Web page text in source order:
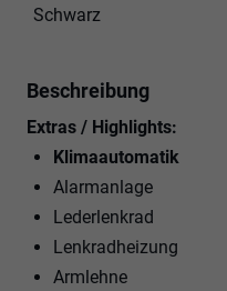
Schwarz
Beschreibung
Extras / Highlights:
Klimaautomatik
Alarmanlage
Lederlenkrad
Lenkradheizung
Armlehne